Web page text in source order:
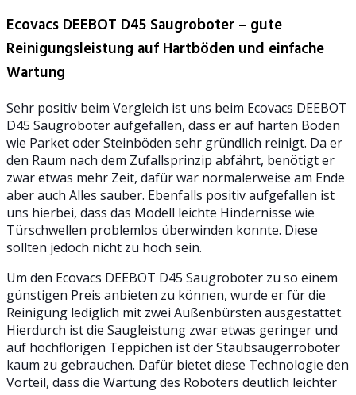
Ecovacs DEEBOT D45 Saugroboter – gute
Reinigungsleistung auf Hartböden und einfache
Wartung
Sehr positiv beim Vergleich ist uns beim Ecovacs DEEBOT
D45 Saugroboter aufgefallen, dass er auf harten Böden
wie Parket oder Steinböden sehr gründlich reinigt. Da er
den Raum nach dem Zufallsprinzip abfährt, benötigt er
zwar etwas mehr Zeit, dafür war normalerweise am Ende
aber auch Alles sauber. Ebenfalls positiv aufgefallen ist
uns hierbei, dass das Modell leichte Hindernisse wie
Türschwellen problemlos überwinden konnte. Diese
sollten jedoch nicht zu hoch sein.
Um den Ecovacs DEEBOT D45 Saugroboter zu so einem
günstigen Preis anbieten zu können, wurde er für die
Reinigung lediglich mit zwei Außenbürsten ausgestattet.
Hierdurch ist die Saugleistung zwar etwas geringer und
auf hochflorigen Teppichen ist der Staubsaugerroboter
kaum zu gebrauchen. Dafür bietet diese Technologie den
Vorteil, dass die Wartung des Roboters deutlich leichter